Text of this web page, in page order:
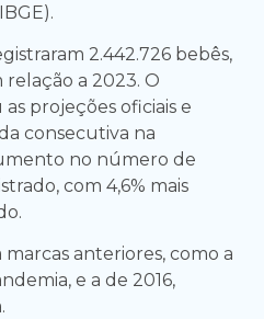
2.442.726 bebês,
a 2023. O
projeções oficiais e
consecutiva na
no número de
com 4,6% mais
anteriores, como a
e a de 2016,